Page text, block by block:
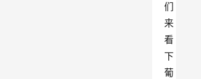
们
来
看
下
葡